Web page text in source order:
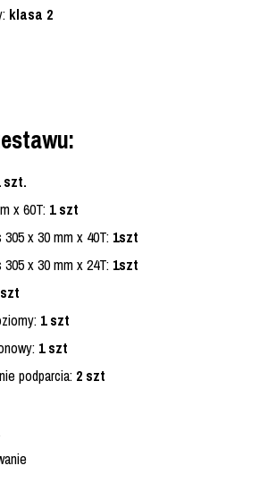
klasa 2
szt.
x 60T: 1 szt
x 30 mm x 40T: 1szt
x 30 mm x 24T: 1szt
1 szt
1 szt
podparcia: 2 szt